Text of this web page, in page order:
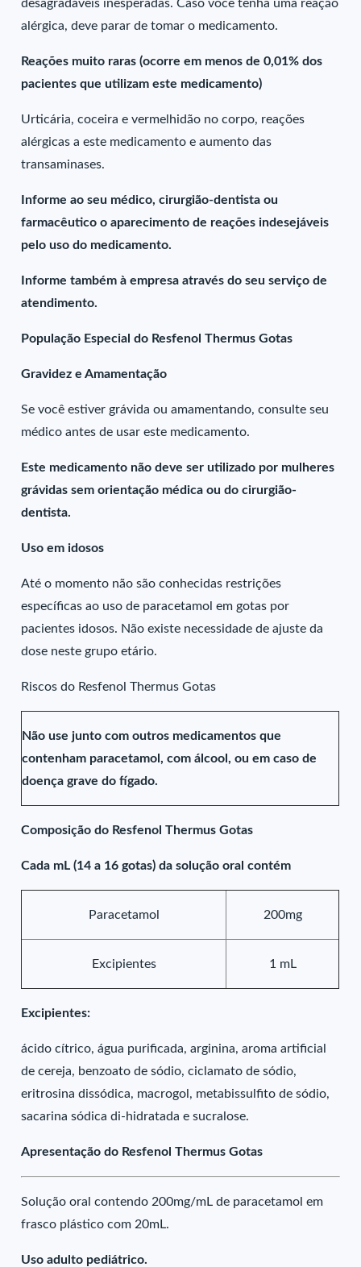
desagradáveis inesperadas. Caso você tenha uma reação
alérgica, deve parar de tomar o medicamento.
Reações muito raras (ocorre em menos de 0,01% dos
pacientes que utilizam este medicamento)
Urticária, coceira e vermelhidão no corpo, reações
alérgicas a este medicamento e aumento das
transaminases.
Informe ao seu médico, cirurgião-dentista ou
farmacêutico o aparecimento de reações indesejáveis
pelo uso do medicamento.
Informe também à empresa através do seu serviço de
atendimento.
População Especial do Resfenol Thermus Gotas
Gravidez e Amamentação
Se você estiver grávida ou amamentando, consulte seu
médico antes de usar este medicamento.
Este medicamento não deve ser utilizado por mulheres
grávidas sem orientação médica ou do cirurgião-
dentista.
Uso em idosos
Até o momento não são conhecidas restrições
específicas ao uso de paracetamol em gotas por
pacientes idosos. Não existe necessidade de ajuste da
dose neste grupo etário.
Riscos do Resfenol Thermus Gotas
Não use junto com outros medicamentos que
contenham paracetamol, com álcool, ou em caso de
doença grave do fígado.
Composição do Resfenol Thermus Gotas
Cada mL (14 a 16 gotas) da solução oral contém
Paracetamol 200mg
Excipientes 1 mL
Excipientes:
ácido cítrico, água purificada, arginina, aroma artificial
de cereja, benzoato de sódio, ciclamato de sódio,
eritrosina dissódica, macrogol, metabissulfito de sódio,
sacarina sódica di-hidratada e sucralose.
Apresentação do Resfenol Thermus Gotas
Solução oral contendo 200mg/mL de paracetamol em
frasco plástico com 20mL.
Uso adulto pediátrico.